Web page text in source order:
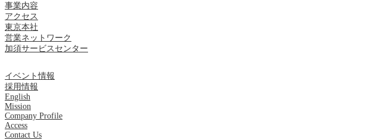
事業内容
アクセス
東京本社
営業ネットワーク
加須サービスセンター
イベント情報
採用情報
English
Mission
Company Profile
Access
Contact Us